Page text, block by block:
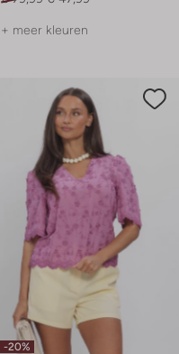
+ meer kleuren
-20%